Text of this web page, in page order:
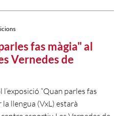
fas màgia" al
Vernedes de
“Quan parles fas
llengua (VxL) estarà